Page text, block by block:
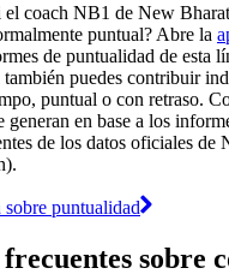
el coach NB1 de New
puntual? Abre la
de puntualidad de esta
también puedes contribuir
puntual o con retraso.
generan en base a los
de los datos oficiales de
puntualidad
sobre